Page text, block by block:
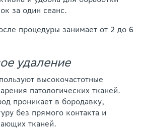
за один сеанс.
процедуры занимает от 2 до 6
удаление
высокочастотные
патологических тканей.
проникает в бородавку,
без прямого контакта и
тканей.